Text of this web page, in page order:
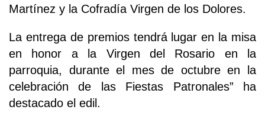
Martínez y la Cofradía Virgen de los Dolores.
La entrega de premios tendrá lugar en la misa
en honor a la Virgen del Rosario en la
parroquia, durante el mes de octubre en la
celebración de las Fiestas Patronales” ha
destacado el edil.